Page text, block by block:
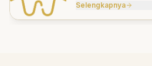
effectively.
Selengkapnya